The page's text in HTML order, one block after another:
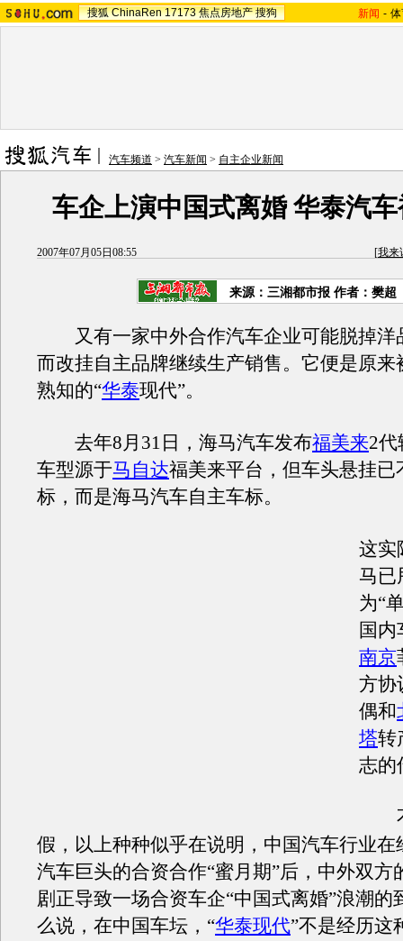
搜狐 ChinaRen 17173 焦点房地产 搜狗 新闻 -
汽车频道 > 汽车新闻 > 自主企业新闻
车企上演中国式离婚 华泰汽
2007年07月05日08:55 [我来
来源：三湘都市报 作者：樊超
又有一家中外合作汽车企业可能脱掉洋
而改挂自主品牌继续生产销售。它便是原来
熟知的“华泰现代”。
去年8月31日，海马汽车发布福美来2代
车型源于马自达福美来平台，但车头悬挂已
标，而是海马汽车自主车标。
这实
马已
为“
国
南京
方协
偶和
塔转
志的
不
假，以上种种似乎在说明，中国汽车行业在
汽车巨头的合资合作“蜜月期”后，中外双方
剧正导致一场合资车企“中国式离婚”浪潮的
么说，在中国车坛，“华泰现代”不是经历这